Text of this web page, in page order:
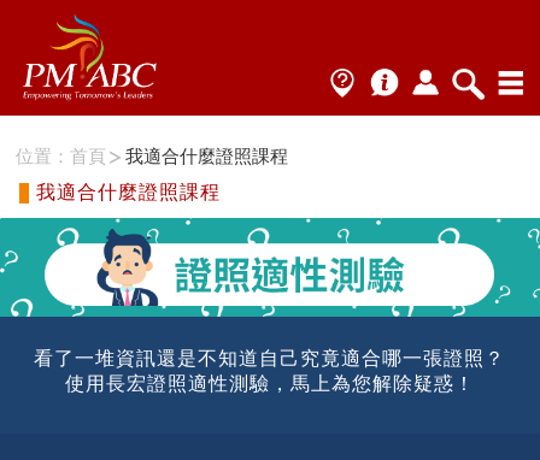
位置：首頁
我適合什麼證照課程
我適合什麼證照課程
看了一堆資訊還是不知道自己究竟適合哪一張證照？
使用長宏證照適性測驗，馬上為您解除疑惑！